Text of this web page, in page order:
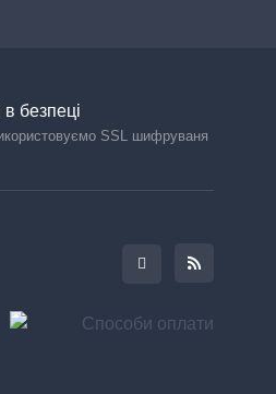
в безпеці
SSL шифруваня